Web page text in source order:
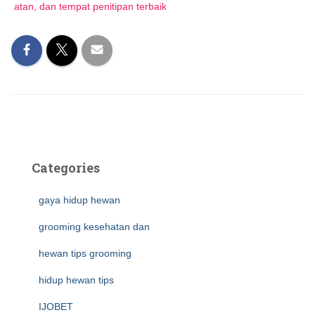
atan, dan tempat penitipan terbaik
Categories
gaya hidup hewan
grooming kesehatan dan
hewan tips grooming
hidup hewan tips
IJOBET